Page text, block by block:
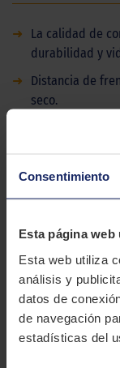
Consentimiento
Esta página web
Esta web utiliza
análisis y
datos de
de navegación
estadísticas del
➜
La calidad de
durabilidad y
➜
Distancia de
seco.
Pida ya su
ElPaso2000.
DESCRIPCIÓN
El Dunlop
4x4 y SUV capaz
incluso si hay